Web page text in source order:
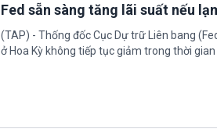
Fed sẵn sàng tăng lãi suất nếu
(TAP) - Thống đốc Cục Dự trữ Liên bang
ở Hoa Kỳ không tiếp tục giảm trong thời gian